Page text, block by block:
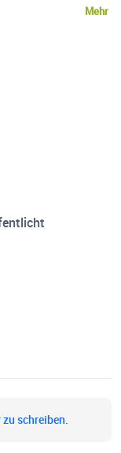
Mehr
schreiben.